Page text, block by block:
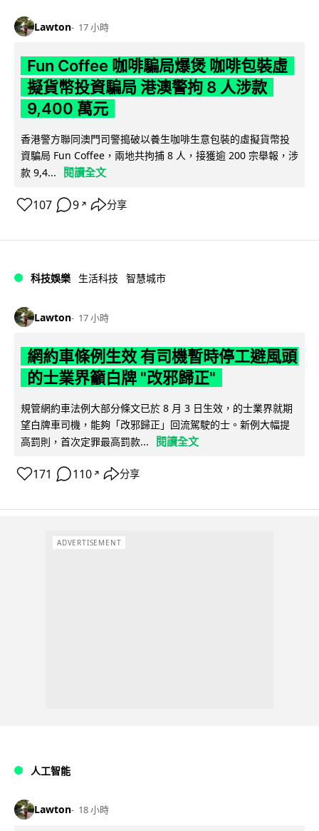
Lawton 17 小時
Fun Coffee 咖啡騙局爆煲 咖啡包裝虛
擬貨幣投資騙局 港澳警拘 8 人涉款
9,400 萬元
香港警方聯同澳門司警搗破以養生咖啡生意包裝的虛擬貨幣投
資騙局 Fun Coffee，兩地共拘捕 8 人，接獲逾 200 宗舉報，涉
款 9,4...
閱讀全文
107 9 ↗ 分享
科技娛樂 生活科技 智慧城市
Lawton 17 小時
網約車條例生效 有司機暫時停工避風頭
的士業界籲白牌 "改邪歸正"
規管網約車法例大部分條文已於 8 月 3 日生效，的士業界就期
望白牌車司機，能夠「改邪歸正」回流駕駛的士。新例大幅提
高罰則，首次定罪最高罰款...
閱讀全文
171 110 ↗ 分享
ADVERTISEMENT
人工智能
Lawton 18 小時